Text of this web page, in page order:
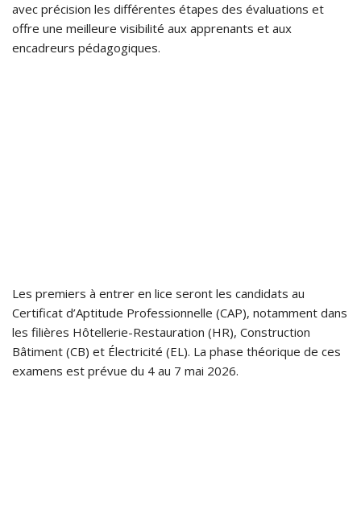
avec précision les différentes étapes des évaluations et
offre une meilleure visibilité aux apprenants et aux
encadreurs pédagogiques.
Les premiers à entrer en lice seront les candidats au
Certificat d’Aptitude Professionnelle (CAP), notamment dans
les filières Hôtellerie-Restauration (HR), Construction
Bâtiment (CB) et Électricité (EL). La phase théorique de ces
examens est prévue du 4 au 7 mai 2026.